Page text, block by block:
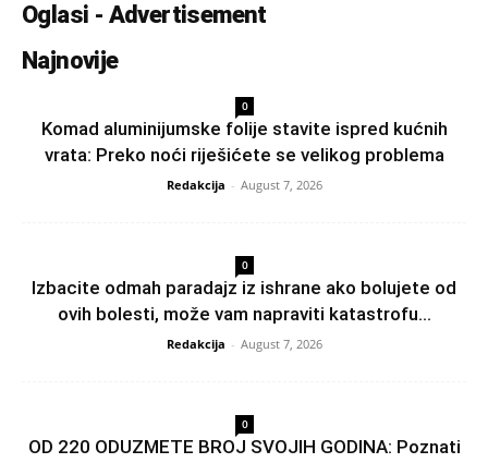
Oglasi - Advertisement
Najnovije
0
Komad aluminijumske folije stavite ispred kućnih
vrata: Preko noći riješićete se velikog problema
Redakcija - August 7, 2026
0
Izbacite odmah paradajz iz ishrane ako bolujete od
ovih bolesti, može vam napraviti katastrofu...
Redakcija - August 7, 2026
0
OD 220 ODUZMETE BROJ SVOJIH GODINA: Poznati